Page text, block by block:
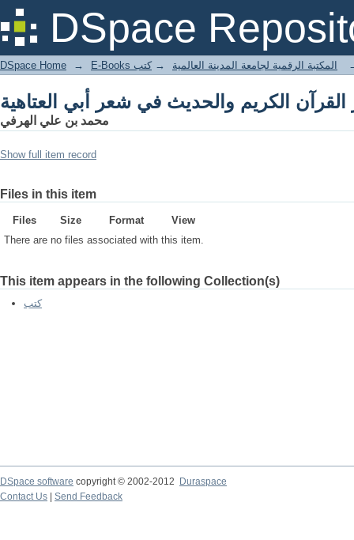
DSpace
القرآن الكريم والحديث في شعر أبي العتاهية
DSpace Home → E-Books المكتبة الرقمية لجامعة المدينة العالمية → كتب
القرآن الكريم والحديث في شعر أبي العتاهية
محمد بن علي الهرفي
Show full item record
Files in this item
Files Size Format
View
There are no files associated with this item.
This item appears in the following Collection(s)
كتب
DSpace software copyright © 2002-2012
Duraspace
Contact Us
Send Feedback